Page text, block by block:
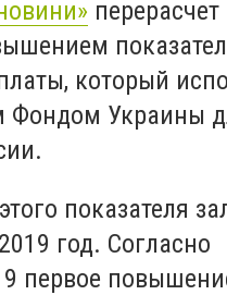
который
Фондом Украины
показателя
год. Согласно
первое